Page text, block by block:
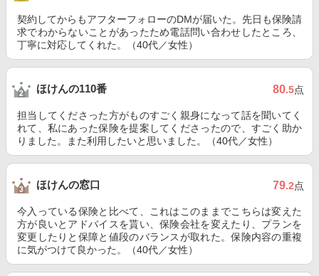
契約してからもアフターフォローのDMが届いた。先日も保険請
求でわからないことがあったため電話問い合わせしたところ、
丁寧に対応してくれた。（40代／女性）
ほけんの110番 80.5点
担当してくださった方がものすごく親身になって話を聞いてく
れて、私にあった保険を提案してくださったので、すごく助か
りました。また利用したいと思いました。（40代／女性）
ほけんの窓口 79.2点
今入っている保険と比べて、これはこのままでこちらは変えた
方が良いとアドバイスを貰い、保険会社を変えたり、プランを
変更したりと保障と値段のバランスが取れた。保険内容の重複
に気がつけて良かった。（40代／女性）